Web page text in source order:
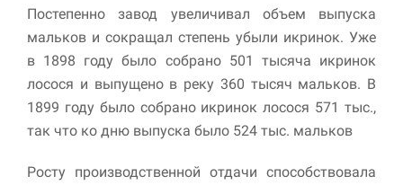
Постепенно завод увеличивал объем выпуска
мальков и сокращал степень убыли икринок. Уже
в 1898 году было собрано 501 тысяча икринок
лосося и выпущено в реку 360 тысяч мальков. В
1899 году было собрано икринок лосося 571 тыс.,
так что ко дню выпуска было 524 тыс. мальков
Росту производственной отдачи способствовала